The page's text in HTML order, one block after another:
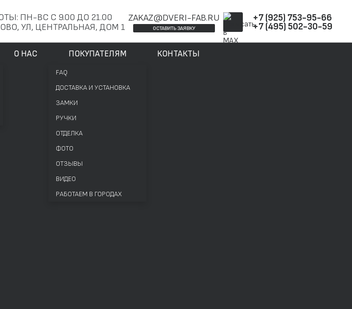
ПН-ВС С 9.00 ДО 21.00
УЛ, ЦЕНТРАЛЬНАЯ, ДОМ 1
ZAKAZ@DVERI-FAB.RU
ОСТАВИТЬ ЗАЯВКУ
+7 (925) 753-95-66
+7 (495) 502-30-59
О НАС ПОКУПАТЕЛЯМ
FAQ
ДОСТАВКА И УСТАНОВКА
ЗАМКИ
РУЧКИ
ОТДЕЛКА
ФОТО
ОТЗЫВЫ
ВИДЕО
РАБОТАЕМ В ГОРОДАХ
КОНТАКТЫ